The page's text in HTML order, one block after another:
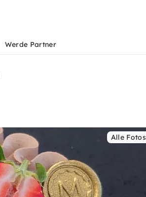
Werde Partner
Alle Fotos